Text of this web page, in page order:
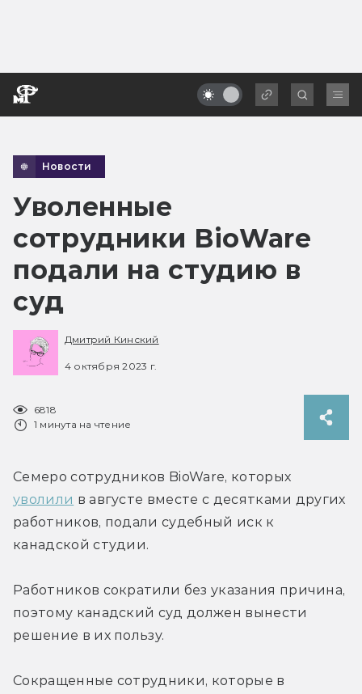
Новости
Уволенные
сотрудники BioWare
подали на студию в
суд
Дмитрий Кинский
4 октября 2023 г.
6818
1 минута на чтение
уволили в августе вместе с десятками других
работников, подали судебный иск к
канадской студии.
Работников сократили без указания причина,
поэтому канадский суд должен вынести
решение в их пользу.
Сокращенные сотрудники, которые в